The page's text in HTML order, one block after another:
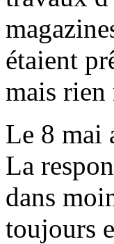
étaient
mais
Le 8 mai
La
dans
toujours